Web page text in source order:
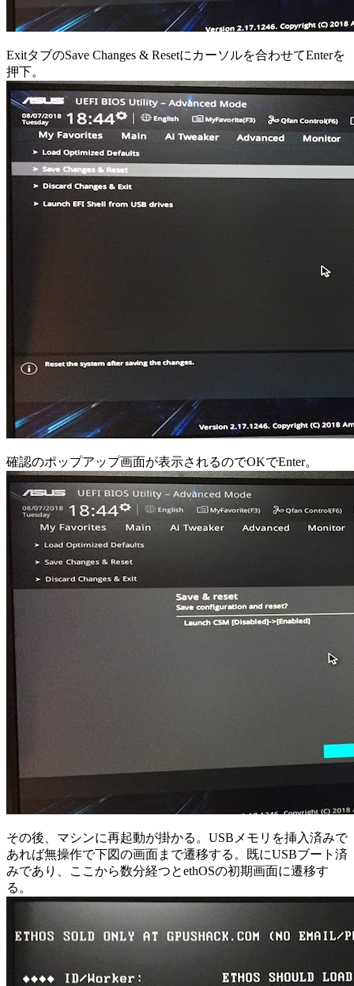
ExitタブのSave Changes & Resetにカーソルを合わせてEnterを
押下。
確認のポップアップ画面が表示されるのでOKでEnter。
その後、マシンに再起動が掛かる。USBメモリを挿入済みで
あれば無操作で下図の画面まで遷移する。既にUSBブート済
みであり、ここから数分経つとethOSの初期画面に遷移す
る。